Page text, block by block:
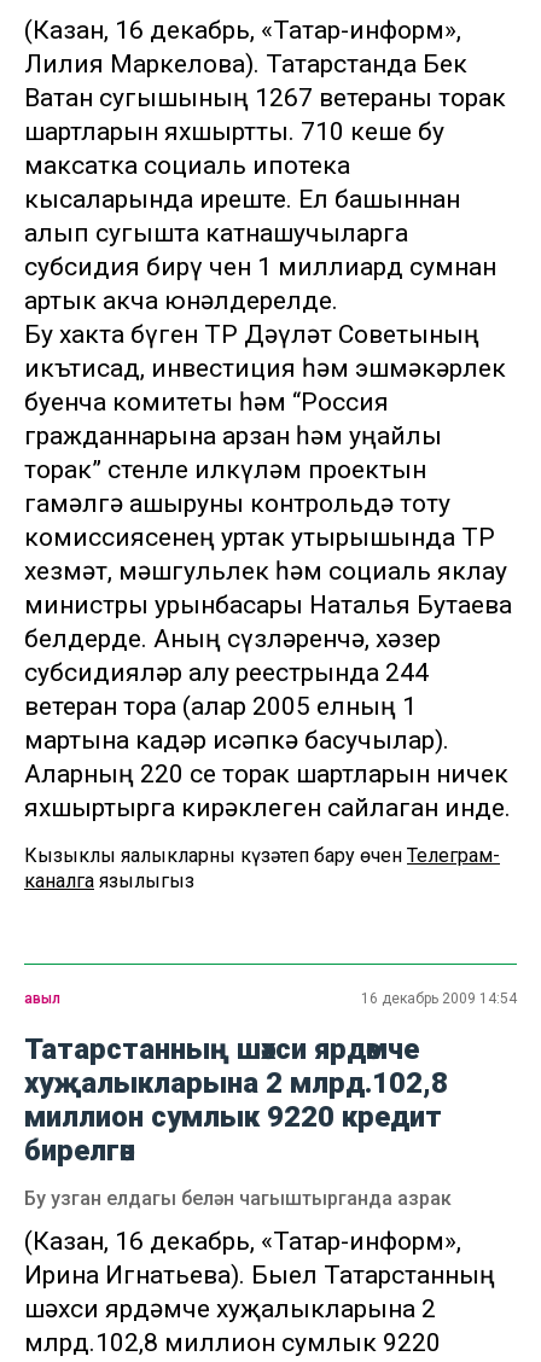
(Казан, 16 декабрь, «Татар-информ»,
Лилия Маркелова). Татарстанда Бөек
Ватан сугышының 1267 ветераны торак
шартларын яхшыртты. 710 кеше бу
максатка социаль ипотека
кысаларында иреште. Ел башыннан
алып сугышта катнашучыларга
субсидия бирү өчен 1 миллиард сумнан
артык акча юнәлдерелде.
Бу хакта бүген ТР Дәүләт Советының
икътисад, инвестиция һәм эшмәкәрлек
буенча комитеты һәм “Россия
гражданнарына арзан һәм уңайлы
торак” өстенле илкүләм проектын
гамәлгә ашыруны контрольдә тоту
комиссиясенең уртак утырышында ТР
хезмәт, мәшгульлек һәм социаль яклау
министры урынбасары Наталья Бутаева
белдерде. Аның сүзләренчә, хәзер
субсидияләр алу реестрында 244
ветеран тора (алар 2005 елның 1
мартына кадәр исәпкә басучылар).
Аларның 220 се торак шартларын ничек
яхшыртырга кирәклеген сайлаган инде.
Кызыклы яңалыкларны күзәтеп бару өчен Телеграм-
каналга язылыгыз
авыл 16 декабрь 2009 14:54
Татарстанның шәхси ярдәмче
хуҗалыкларына 2 млрд.102,8
миллион сумлык 9220 кредит
бирелгән
Бу узган елдагы белән чагыштырганда азрак
(Казан, 16 декабрь, «Татар-информ»,
Ирина Игнатьева). Быел Татарстанның
шәхси ярдәмче хуҗалыкларына 2
млрд.102,8 миллион сумлык 9220